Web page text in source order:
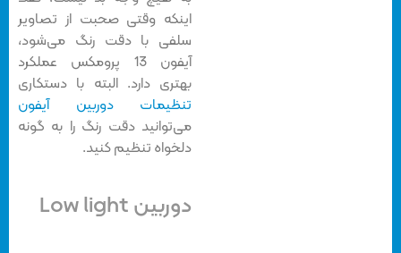
اینکه وقتی صحبت از تصاویر
سلفی با دقت رنگ می‌شود،
آیفون 13 پرومکس عملکرد
بهتری دارد. البته با دستکاری
تنظیمات دوربین آیفون
می‌توانید دقت رنگ را به گونه
دلخواه تنظیم کنید.
دوربین Low light